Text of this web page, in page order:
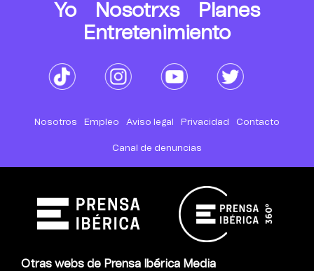
Yo Nosotrxs
Planes
Entretenimiento
Nosotros Empleo Aviso legal Privacidad Contacto
Canal de denuncias
Otras webs de Prensa Ibérica Media